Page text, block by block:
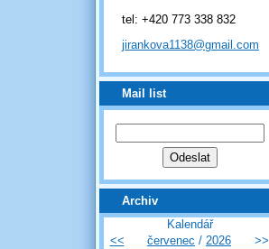
tel: +420 773 338 832
jirankova1138@gmail.com
Mail list
Archiv
Kalendář
<<
červenec / 2026 >>